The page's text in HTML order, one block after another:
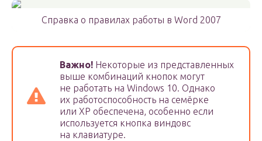
Справка о правилах работы в Word 2007
Важно! Некоторые из представленных
выше комбинаций кнопок могут
не работать на Windows 10. Однако
их работоспособность на семёрке
или XP обеспечена, особенно если
используется кнопка виндовс
на клавиатуре.